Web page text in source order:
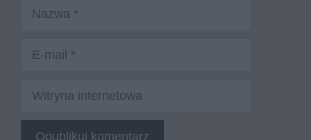
Witryna
internetowa